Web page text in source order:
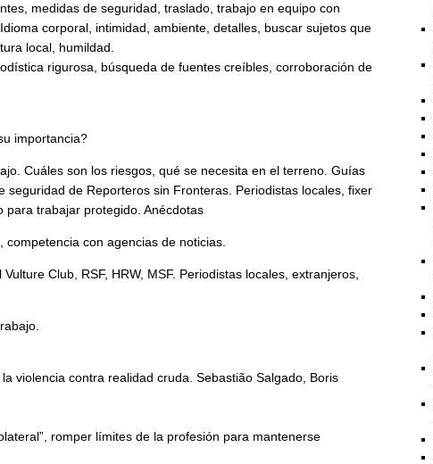
medidas de seguridad, traslado, trabajo en equipo con
corporal, intimidad, ambiente, detalles, buscar sujetos que
local, humildad.
rigurosa, búsqueda de fuentes creíbles, corroboración de
importancia?
Cuáles son los riesgos, qué se necesita en el terreno. Guías
seguridad de Reporteros sin Fronteras. Periodistas locales, fixer
para trabajar protegido. Anécdotas
con agencias de noticias.
Club, RSF, HRW, MSF. Periodistas locales, extranjeros,
violencia contra realidad cruda. Sebastião Salgado, Boris
romper límites de la profesión para mantenerse